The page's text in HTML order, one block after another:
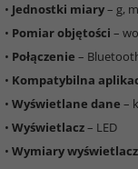
• Jednostki miary– g,
• Pomiar objętości –
• Połączenie –
• Kompatybilna
• Wyświetlane dane –
• Wyświetlacz– LED
• Wymiary